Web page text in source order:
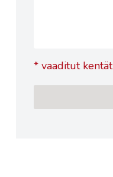
*vaaditut kentät